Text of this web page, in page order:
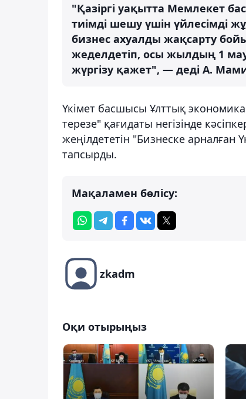
"Қазіргі уақытта Мемлекет
тиімді шешу үшін үйлесімді
бизнес ахуалды жақсарту
жеделдетіп, осы жылдың 1
жүргізу қажет", — деді А.
Үкімет басшысы Ұлттық
терезе" қағидаты негізінде
жеңілдететін "Бизнеске
тапсырды.
Мақаламен бөлісу:
zkadm
Оқи отырыңыз